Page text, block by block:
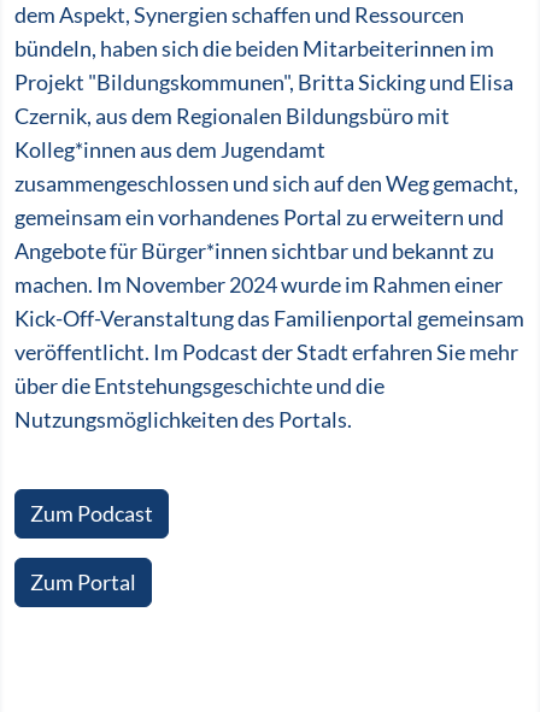
dem Aspekt, Synergien schaffen und Ressourcen
bündeln, haben sich die beiden Mitarbeiterinnen im
Projekt "Bildungskommunen", Britta Sicking und Elisa
Czernik, aus dem Regionalen Bildungsbüro mit
Kolleg*innen aus dem Jugendamt
zusammengeschlossen und sich auf den Weg gemacht,
gemeinsam ein vorhandenes Portal zu erweitern und
Angebote für Bürger*innen sichtbar und bekannt zu
machen. Im November 2024 wurde im Rahmen einer
Kick-Off-Veranstaltung das Familienportal gemeinsam
veröffentlicht. Im Podcast der Stadt erfahren Sie mehr
über die Entstehungsgeschichte und die
Nutzungsmöglichkeiten des Portals.
Zum Podcast
Zum Portal